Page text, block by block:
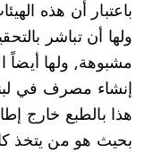
باعتبار أن هذه
ولها أن تباشر
مشبوهة⸲ ولها أيضاً
إنشاء مصرف في
هذا بالطبع خارج
بحيث هو من يتخذ